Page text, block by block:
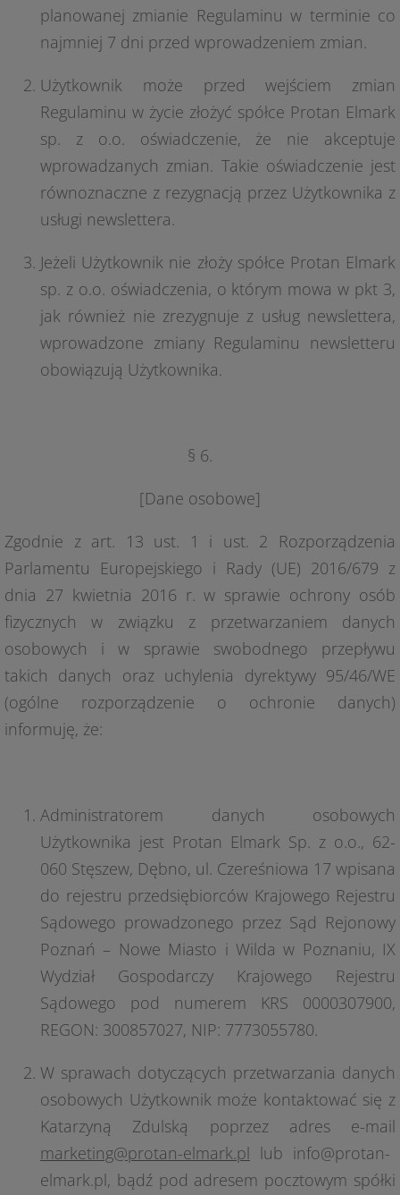
planowanej zmianie Regulaminu w terminie co
najmniej 7 dni przed wprowadzeniem zmian.
Użytkownik może przed wejściem zmian
Regulaminu w życie złożyć spółce Protan Elmark
sp. z o.o. oświadczenie, że nie akceptuje
wprowadzanych zmian. Takie oświadczenie jest
równoznaczne z rezygnacją przez Użytkownika z
usługi newslettera.
Jeżeli Użytkownik nie złoży spółce Protan Elmark
sp. z o.o. oświadczenia, o którym mowa w pkt 3,
jak również nie zrezygnuje z usług newslettera,
wprowadzone zmiany Regulaminu newsletteru
obowiązują Użytkownika.
§ 6.
[Dane osobowe]
Zgodnie z art. 13 ust. 1 i ust. 2 Rozporządzenia
Parlamentu Europejskiego i Rady (UE) 2016/679 z
dnia 27 kwietnia 2016 r. w sprawie ochrony osób
fizycznych w związku z przetwarzaniem danych
osobowych i w sprawie swobodnego przepływu
takich danych oraz uchylenia dyrektywy 95/46/WE
(ogólne rozporządzenie o ochronie danych)
informuję, że:
Administratorem danych osobowych
Użytkownika jest Protan Elmark Sp. z o.o., 62-
060 Stęszew, Dębno, ul. Czereśniowa 17 wpisana
do rejestru przedsiębiorców Krajowego Rejestru
Sądowego prowadzonego przez Sąd Rejonowy
Poznań – Nowe Miasto i Wilda w Poznaniu, IX
Wydział Gospodarczy Krajowego Rejestru
Sądowego pod numerem KRS 0000307900,
REGON: 300857027, NIP: 7773055780.
W sprawach dotyczących przetwarzania danych
osobowych Użytkownik może kontaktować się z
Katarzyną Zdulską poprzez adres e-mail
marketing@protan-elmark.pl lub info@protan-
elmark.pl, bądź pod adresem pocztowym spółki